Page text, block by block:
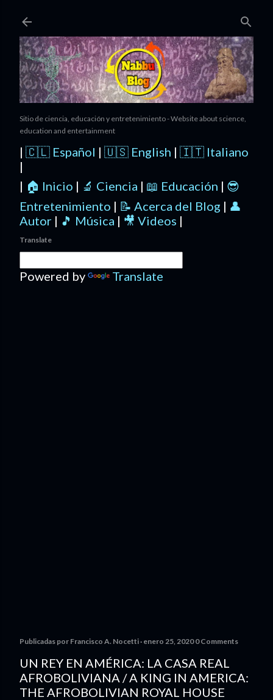
Sitio de ciencia, educación y entretenimiento - Website about science,
education and entertainment
| 🇨🇱 Español | 🇺🇸 English | 🇮🇹 Italiano
|
| 🏠 Inicio | 🔬 Ciencia | 📖 Educación | 😎
Entretenimiento | 📝 Acerca del Blog | 👤
Autor | 🎵 Música | 🎥 Videos |
Translate
Powered by Translate
Publicadas por Francisco A. Nocetti enero 25, 20200 Comments
UN REY EN AMÉRICA: LA CASA REAL
AFROBOLIVIANA / A KING IN AMERICA:
THE AFROBOLIVIAN ROYAL HOUSE